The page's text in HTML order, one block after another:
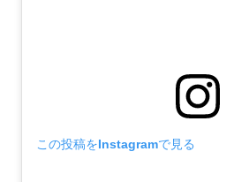
この投稿をInstagramで見る